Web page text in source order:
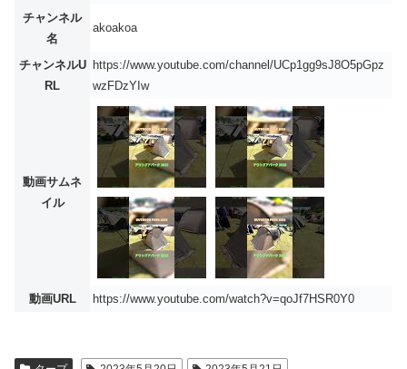
チャンネル
名
akoakoa
チャンネルU
RL
https://www.youtube.com/channel/UCp1gg9sJ8O5pGpz
wzFDzYIw
動画サムネ
イル
動画URL https://www.youtube.com/watch?v=qoJf7HSR0Y0